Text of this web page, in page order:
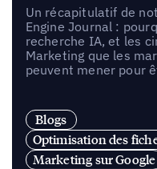
Un récapitulatif de
Engine Journal :
recherche IA, et les
Marketing que les
peuvent mener pour
Blogs
Optimisation des
Marketing sur Google